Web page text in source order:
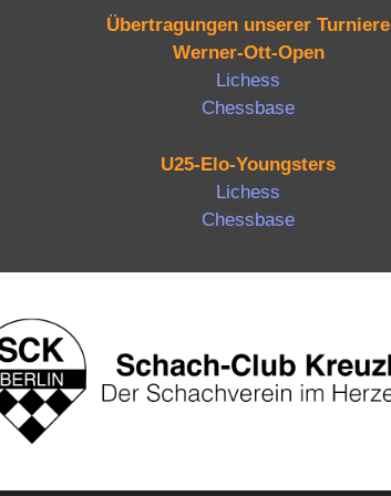
Übertragungen unserer Turniere
Werner-Ott-Open
Lichess
Chessbase
U25-Elo-Youngsters
Lichess
Chessbase